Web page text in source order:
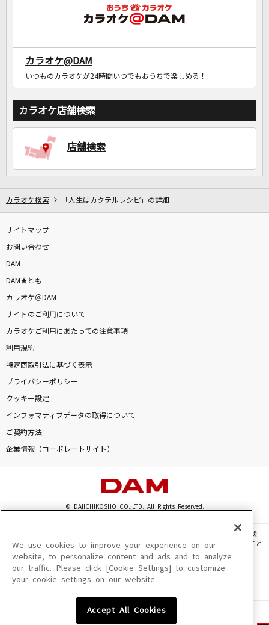
カラオケ@DAM
いつものカラオケが24時間いつでもおうちで楽しめる！
カラオケ店舗検索
店舗検索
カラオケ検索 「人生はカクテルレシピ」の詳細
サイトマップ
お問い合わせ
DAM
DAM★とも
カラオケ＠DAM
サイトのご利用について
カラオケご利用にあたっての注意事項
利用規約
特定商取引法に基づく表示
プライバシーポリシー
クッキー設定
インフォマティブデータの取得について
ご契約方法
企業情報（コーポレートサイト）
© DAIICHIKOSHO CO.,LTD. All Rights Reserved.
このサイトに掲載されている一切の文章・画像・写真・動画・音声等を、手段や形態
を問わず、著作権法の定める範囲を超えて無断で複製、転載、ファイル化などすること
を禁じます。
楽曲及びコンテンツは、機種によりご利用いただけない場合があります。
楽曲及びコンテンツの配信日、配信内容が変更になる場合があります。
We use cookies to improve your experience on our
website, to personalize content and ads and to analyze
our traffic. Please click [Cookie Settings] to customize
your cookie settings on our website.
Accept All Cookies